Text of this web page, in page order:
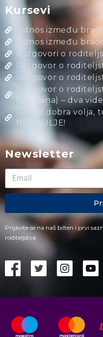
Kursevi
Odnos između
Odnos između
Razgovori o
Razgovor o
Razgovor o
Razgovor o
Ljubljana) – dva
Gde je dobra volja,
NENASILJE!
Newsletter
Prijavite se na naš bilten i prvi
roditeljstva.